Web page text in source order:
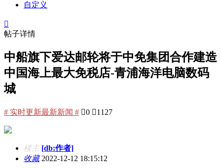
自定义

帖子详情
中船旗下爱达邮轮将于中免集团合作建造
中国海上最大免税店-青浦海洋电脑数码
城
# 实时更新最新新闻 # 0 1127
楼主 [db:作者]
收藏2022-12-12 18:15:12